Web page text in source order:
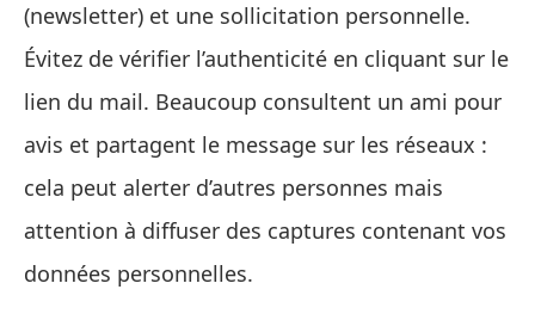
(newsletter) et une sollicitation personnelle.
Évitez de vérifier l’authenticité en cliquant sur le
lien du mail. Beaucoup consultent un ami pour
avis et partagent le message sur les réseaux :
cela peut alerter d’autres personnes mais
attention à diffuser des captures contenant vos
données personnelles.